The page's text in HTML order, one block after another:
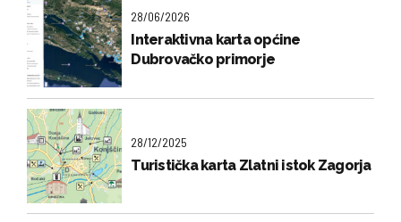
28/06/2026
Interaktivna karta općine
Dubrovačko primorje
28/12/2025
Turistička karta Zlatni istok Zagorja